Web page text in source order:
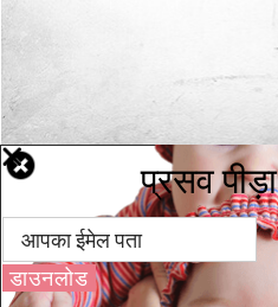
प्रसव पीड़ा
डाउनलोड